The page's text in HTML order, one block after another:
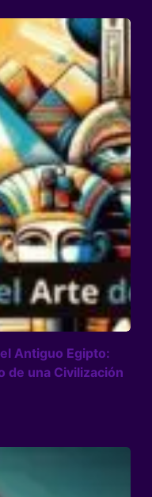
Antiguo Egipto:
de una Civilización